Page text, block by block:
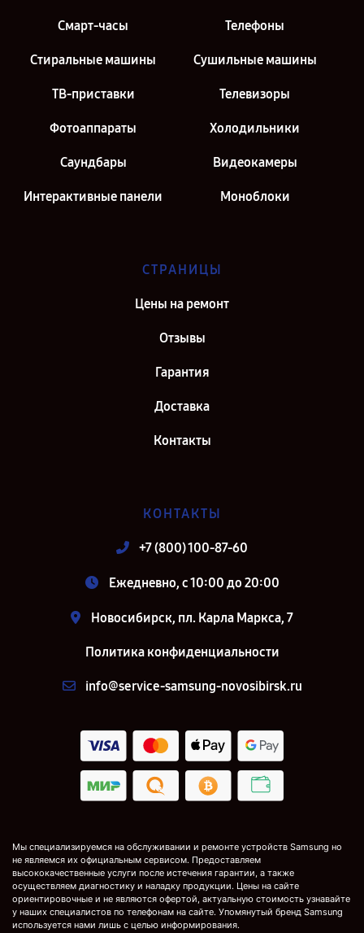
Смарт-часы Телефоны
Стиральные машины Сушильные машины
ТВ-приставки Телевизоры
Фотоаппараты Холодильники
Саундбары Видеокамеры
Интерактивные панели Моноблоки
СТРАНИЦЫ
Цены на ремонт
Отзывы
Гарантия
Доставка
Контакты
КОНТАКТЫ
+7 (800) 100-87-60
Ежедневно, с 10:00 до 20:00
Новосибирск, пл. Карла Маркса, 7
Политика конфиденциальности
info@service-samsung-novosibirsk.ru
Мы специализируемся на обслуживании и ремонте устройств Samsung но
не являемся их официальным сервисом. Предоставляем
высококачественные услуги после истечения гарантии, а также
осуществляем диагностику и наладку продукции. Цены на сайте
ориентировочные и не являются офертой, актуальную стоимость узнавайте
у наших специалистов по телефонам на сайте. Упомянутый бренд Samsung
используется нами лишь с целью информирования.